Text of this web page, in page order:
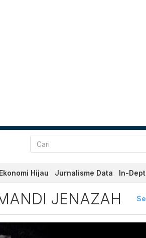
Ekonomi Hijau Jurnalisme Data In-
Jenazah
JENAZAH